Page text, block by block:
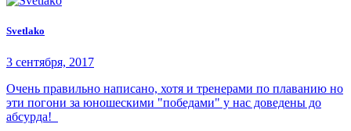
Svetlako
3 сентября, 2017
Очень правильно написано, хотя и тренерами по плаванию но
эти погони за юношескими "победами" у нас доведены до
абсурда!